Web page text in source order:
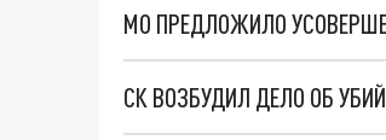
СК ВОЗБУДИЛ ДЕЛО ОБ